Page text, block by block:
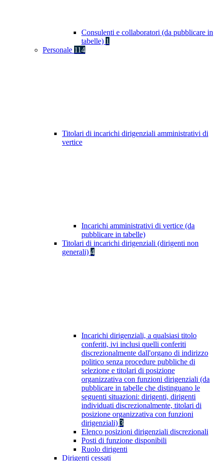
Consulenti e collaboratori (da pubblicare in
tabelle) 1
Personale 114
Titolari di incarichi dirigenziali amministrativi di
vertice
Incarichi amministrativi di vertice (da
pubblicare in tabelle)
Titolari di incarichi dirigenziali (dirigenti non
generali) 4
Incarichi dirigenziali, a qualsiasi titolo
conferiti, ivi inclusi quelli conferiti
discrezionalmente dall'organo di indirizzo
politico senza procedure pubbliche di
selezione e titolari di posizione
organizzativa con funzioni dirigenziali (da
pubblicare in tabelle che distinguano le
seguenti situazioni: dirigenti, dirigenti
individuati discrezionalmente, titolari di
posizione organizzativa con funzioni
dirigenziali) 3
Elenco posizioni dirigenziali discrezionali
Posti di funzione disponibili
Ruolo dirigenti
Dirigenti cessati